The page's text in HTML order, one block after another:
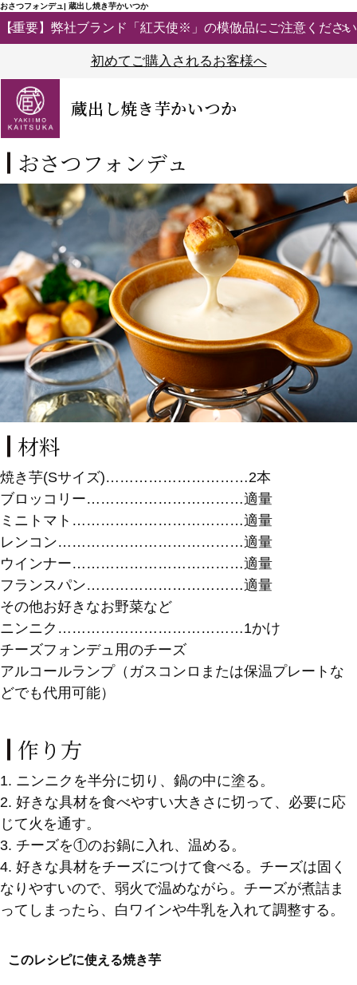
おさつフォンデュ| 蔵出し焼き芋かいつか
【重要】弊社ブランド「紅天使※」の模倣品にご注意ください
初めてご購入されるお客様へ
蔵出し焼き芋かいつか
おさつフォンデュ
材料
焼き芋(Sサイズ)…………………………2本
ブロッコリー……………………………適量
ミニトマト………………………………適量
レンコン…………………………………適量
ウインナー………………………………適量
フランスパン……………………………適量
その他お好きなお野菜など
ニンニク…………………………………1かけ
チーズフォンデュ用のチーズ
アルコールランプ（ガスコンロまたは保温プレートな
どでも代用可能）
作り方
1. ニンニクを半分に切り、鍋の中に塗る。
2. 好きな具材を食べやすい大きさに切って、必要に応
じて火を通す。
3. チーズを①のお鍋に入れ、温める。
4. 好きな具材をチーズにつけて食べる。チーズは固く
なりやすいので、弱火で温めながら。チーズが煮詰ま
ってしまったら、白ワインや牛乳を入れて調整する。
このレシピに使える焼き芋